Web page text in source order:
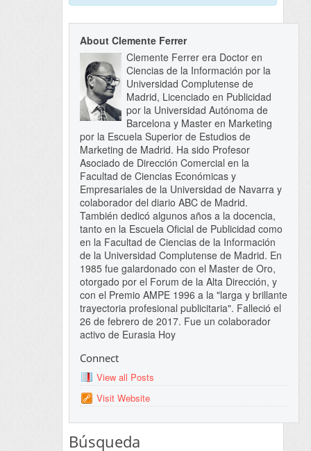
About Clemente Ferrer
Clemente Ferrer era Doctor en
Ciencias de la Información por la
Universidad Complutense de
Madrid, Licenciado en Publicidad
por la Universidad Autónoma de
Barcelona y Master en Marketing
por la Escuela Superior de Estudios de
Marketing de Madrid. Ha sido Profesor
Asociado de Dirección Comercial en la
Facultad de Ciencias Económicas y
Empresariales de la Universidad de Navarra y
colaborador del diario ABC de Madrid.
También dedicó algunos años a la docencia,
tanto en la Escuela Oficial de Publicidad como
en la Facultad de Ciencias de la Información
de la Universidad Complutense de Madrid. En
1985 fue galardonado con el Master de Oro,
otorgado por el Forum de la Alta Dirección, y
con el Premio AMPE 1996 a la "larga y brillante
trayectoria profesional publicitaria". Falleció el
26 de febrero de 2017. Fue un colaborador
activo de Eurasia Hoy
Connect
View all Posts
Visit Website
Búsqueda